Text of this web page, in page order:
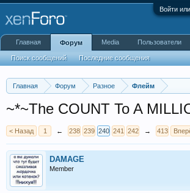
Войти
Главная Форум Разное Флейм
~*~The COUNT To A
< Назад 1 ← 238 239 240 241 242 → 413
DAMAGE
Member
Главная Форум
Поиск сообщений Последние сообщения
Media Пользователи